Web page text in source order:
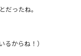
ったね。
るからね！）